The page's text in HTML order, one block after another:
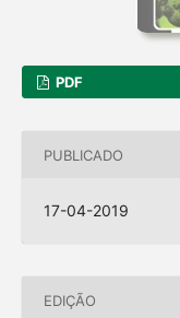
PDF
PUBLICADO
17-04-2019
EDIÇÃO